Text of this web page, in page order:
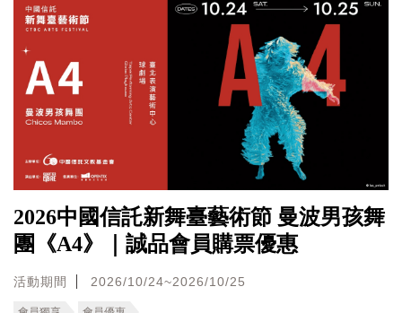
2026中國信託新舞臺藝術節 曼波男孩舞
團《A4》｜誠品會員購票優惠
活動期間 2026/10/24~2026/10/25